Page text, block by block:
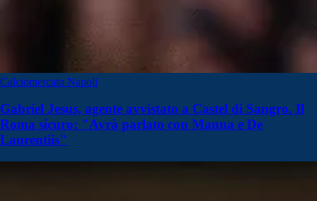
Calciomercato Napoli
Gabriel Jesus, agente avvistato a Castel di Sangro. Il
Roma sicuro: "Avrà parlato con Manna e De
Laurentiis"